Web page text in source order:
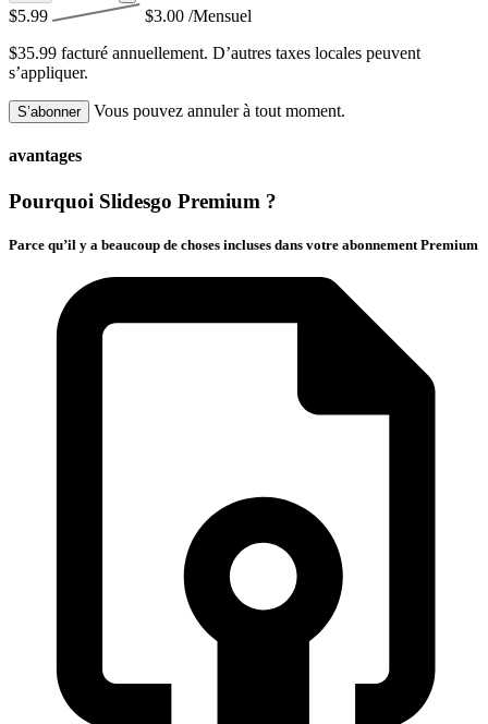
$5.99 $3.00 /Mensuel
$35.99 facturé annuellement. D’autres taxes locales peuvent
s’appliquer.
S’abonner Vous pouvez annuler à tout moment.
avantages
Pourquoi Slidesgo Premium ?
Parce qu’il y a beaucoup de choses incluses dans votre abonnement Premium